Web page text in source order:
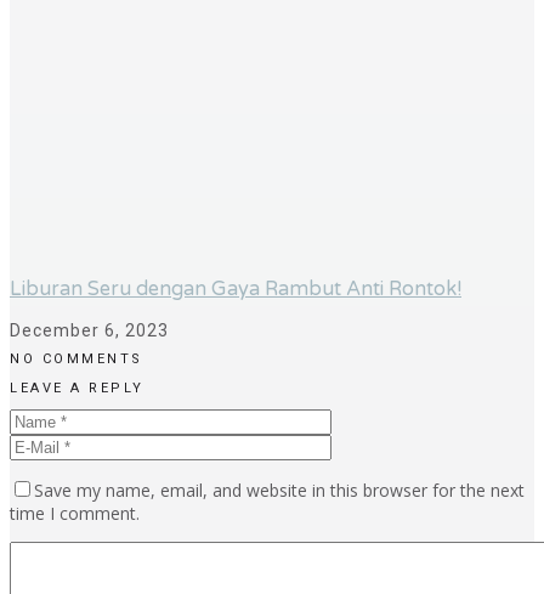
Liburan Seru dengan Gaya Rambut Anti Rontok!
December 6, 2023
NO COMMENTS
LEAVE A REPLY
Save my name, email, and website in this browser for the next
time I comment.